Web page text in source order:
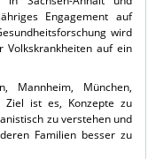
Engagement auf
wird
Volkskrankheiten auf ein
Mannheim, München,
Ziel ist es, Konzepte zu
zu verstehen und
Familien besser zu